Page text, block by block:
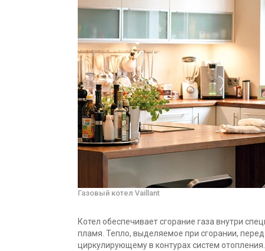
Газовый котел Vaillant
Котел обеспечивает сгорание газа внутри
пламя. Тепло, выделяемое при сгорании,
циркулирующему в контурах систем отопления.